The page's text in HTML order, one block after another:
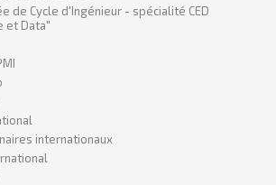
de Cycle d'Ingénieur - spécialité CED
et Data"
internationaux